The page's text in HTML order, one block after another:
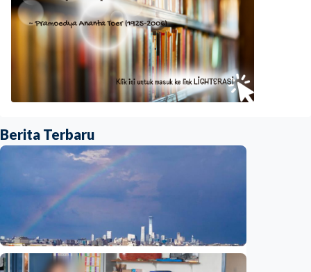
Berita Terbaru
Humaniora